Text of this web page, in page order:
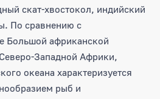
скат-хвостокол, индийский
По сравнению с
Большой африканской
Западной Африки,
океана характеризуется
рыб и